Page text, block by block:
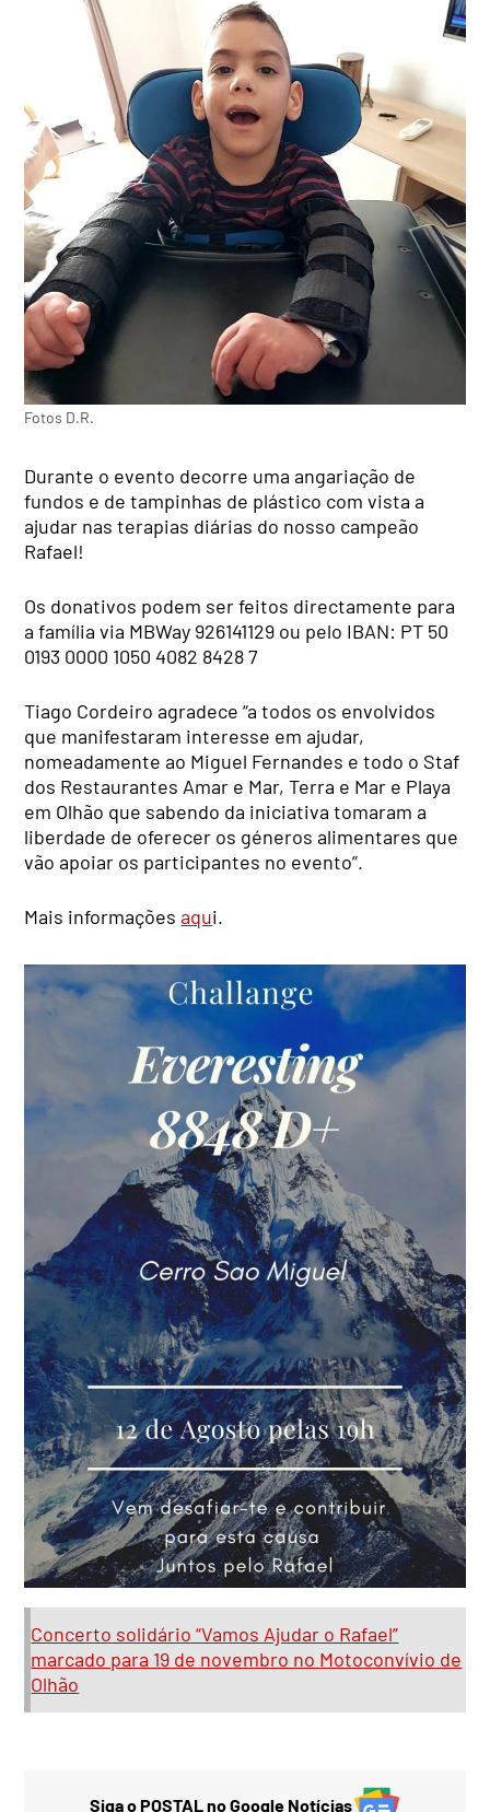
Fotos D.R.
Durante o evento decorre uma angariação de
fundos e de tampinhas de plástico com vista a
ajudar nas terapias diárias do nosso campeão
Rafael!
Os donativos podem ser feitos directamente para
a família via MBWay 926141129 ou pelo IBAN: PT 50
0193 0000 1050 4082 8428 7
Tiago Cordeiro agradece “a todos os envolvidos
que manifestaram interesse em ajudar,
nomeadamente ao Miguel Fernandes e todo o Staf
dos Restaurantes Amar e Mar, Terra e Mar e Playa
em Olhão que sabendo da iniciativa tomaram a
liberdade de oferecer os géneros alimentares que
vão apoiar os participantes no evento”.
Mais informaçõesaqui.
Concerto solidário “Vamos Ajudar o Rafael”
marcado para 19 de novembro no Motoconvívio de
Olhão
Siga o POSTAL no Google Notícias